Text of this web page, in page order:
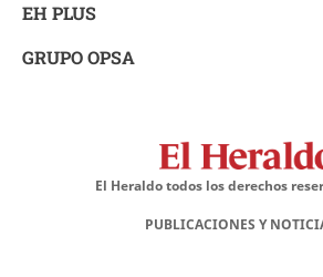
EH PLUS
GRUPO OPSA
El Heraldo todos los derechos
PUBLICACIONES Y